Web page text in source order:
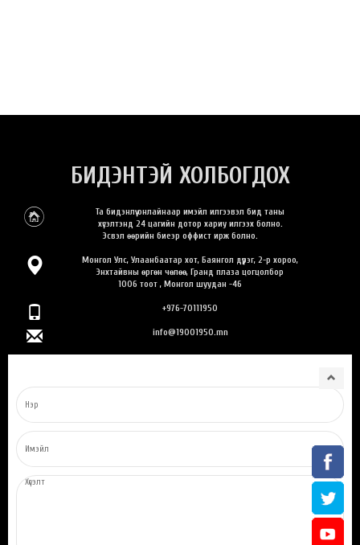
БИДЭНТЭЙ ХОЛБОГДОХ
Та бидэнлүү онлайнаар имэйл илгээвэл бид таны
хүсэлтэнд 24 цагийн дотор хариу илгээх болно.
Эсвэл өөрийн биеэр оффист ирж болно.
Монгол Улс, Улаанбаатар хот, Баянгол дүүрэг, 2-р хороо,
Энхтайвны өргөн чөлөө, Гранд плаза цогцолбор
1006 тоот , Монгол шуудан -46
+976-70111950
info@19001950.mn